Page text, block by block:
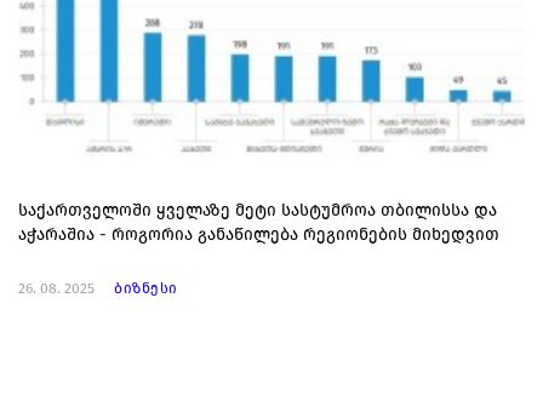
საქართველოში ყველაზე მეტი სასტუმროა თბილისსა და
აჭარაშია - როგორია განაწილება რეგიონების მიხედვით
26. 08. 2025 ბიზნესი